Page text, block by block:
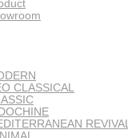
CLASSICAL
REVIVAL